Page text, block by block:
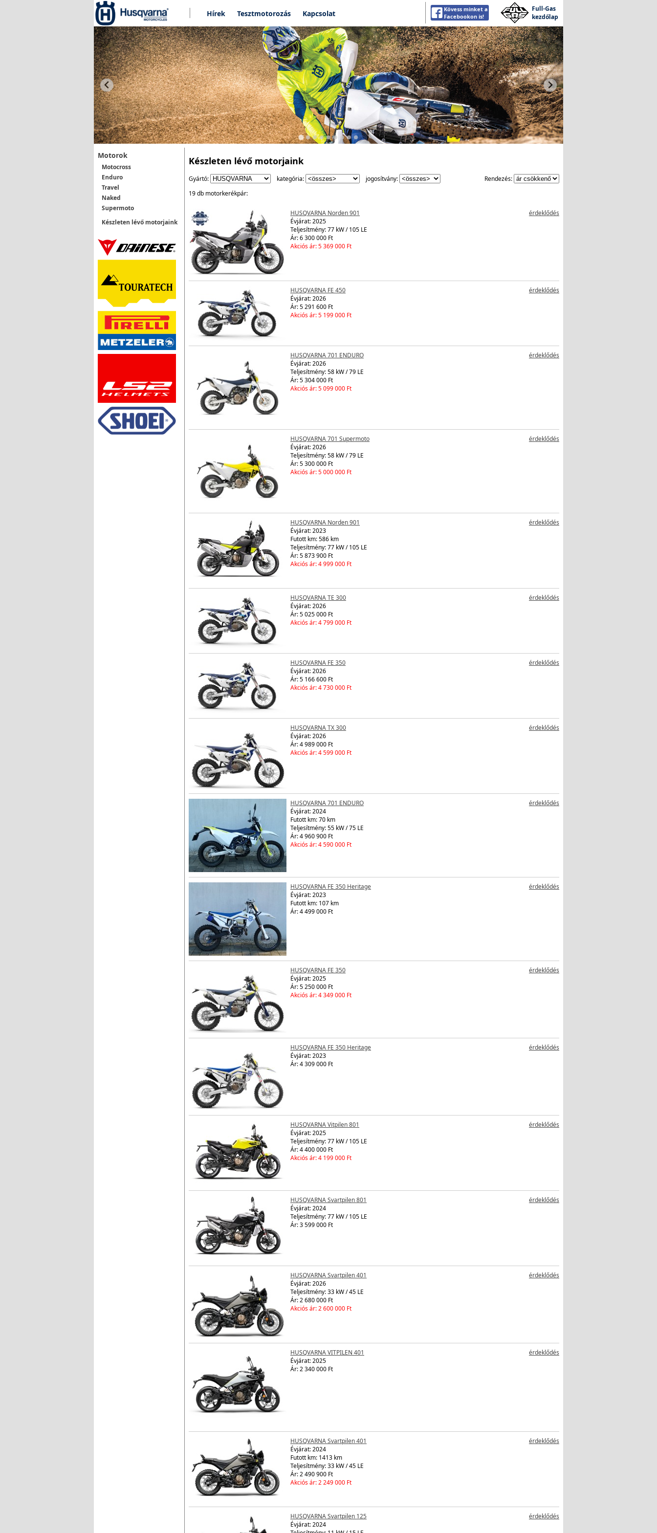
Hírek Tesztmotorozás Kapcsolat
Kövess minket a
Facebookon is!
Full-Gas
kezdőlap
Motorok
Motocross
Enduro
Travel
Naked
Supermoto
Készleten lévő motorjaink
Készleten lévő motorjaink
Gyártó: kategória: jogosítvány:
Rendezés:
19 db motorkerékpár:
HUSQVARNA Norden 901
érdeklődés
Évjárat:2025
Teljesítmény: 77 kW / 105 LE
Ár: 6 300 000 Ft
Akciós ár: 5 369 000 Ft
HUSQVARNA FE 450
érdeklődés
Évjárat:2026
Ár: 5 291 600 Ft
Akciós ár: 5 199 000 Ft
HUSQVARNA 701 ENDURO
érdeklődés
Évjárat:2026
Teljesítmény: 58 kW / 79 LE
Ár: 5 304 000 Ft
Akciós ár: 5 099 000 Ft
HUSQVARNA 701 Supermoto
érdeklődés
Évjárat:2026
Teljesítmény: 58 kW / 79 LE
Ár: 5 300 000 Ft
Akciós ár: 5 000 000 Ft
HUSQVARNA Norden 901
érdeklődés
Évjárat:2023
Futott km: 586 km
Teljesítmény: 77 kW / 105 LE
Ár: 5 873 900 Ft
Akciós ár: 4 999 000 Ft
HUSQVARNA TE 300
érdeklődés
Évjárat:2026
Ár: 5 025 000 Ft
Akciós ár: 4 799 000 Ft
HUSQVARNA FE 350
érdeklődés
Évjárat:2026
Ár: 5 166 600 Ft
Akciós ár: 4 730 000 Ft
HUSQVARNA TX 300
érdeklődés
Évjárat:2026
Ár: 4 989 000 Ft
Akciós ár: 4 599 000 Ft
HUSQVARNA 701 ENDURO
érdeklődés
Évjárat:2024
Futott km: 70 km
Teljesítmény: 55 kW / 75 LE
Ár: 4 960 900 Ft
Akciós ár: 4 590 000 Ft
HUSQVARNA FE 350 Heritage
érdeklődés
Évjárat:2023
Futott km: 107 km
Ár: 4 499 000 Ft
HUSQVARNA FE 350
érdeklődés
Évjárat:2025
Ár: 5 250 000 Ft
Akciós ár: 4 349 000 Ft
HUSQVARNA FE 350 Heritage
érdeklődés
Évjárat:2023
Ár: 4 309 000 Ft
HUSQVARNA Vitpilen 801
érdeklődés
Évjárat:2025
Teljesítmény: 77 kW / 105 LE
Ár: 4 400 000 Ft
Akciós ár: 4 199 000 Ft
HUSQVARNA Svartpilen 801
érdeklődés
Évjárat:2024
Teljesítmény: 77 kW / 105 LE
Ár: 3 599 000 Ft
HUSQVARNA Svartpilen 401
érdeklődés
Évjárat:2026
Teljesítmény: 33 kW / 45 LE
Ár: 2 680 000 Ft
Akciós ár: 2 600 000 Ft
HUSQVARNA VITPILEN 401
érdeklődés
Évjárat:2025
Ár: 2 340 000 Ft
HUSQVARNA Svartpilen 401
érdeklődés
Évjárat:2024
Futott km: 1413 km
Teljesítmény: 33 kW / 45 LE
Ár: 2 490 900 Ft
Akciós ár: 2 249 000 Ft
HUSQVARNA Svartpilen 125
érdeklődés
Évjárat:2024